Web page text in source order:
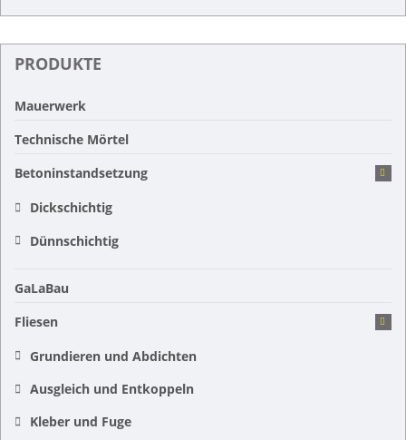
PRODUKTE
Mauerwerk
Technische Mörtel
Betoninstandsetzung
Dickschichtig
Dünnschichtig
GaLaBau
Fliesen
Grundieren und Abdichten
Ausgleich und Entkoppeln
Kleber und Fuge